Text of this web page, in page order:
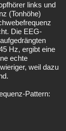
links und
(Tonhöhe)
Die EEG-
Hz, ergibt eine
echte
weil dazu
Pattern: